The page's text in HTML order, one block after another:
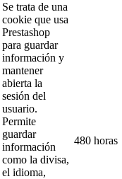
Se trata de una
cookie que usa
Prestashop
para guardar
información y
mantener
abierta la
sesión del
usuario.
Permite
guardar
información
como la divisa,
el idioma,
480 horas